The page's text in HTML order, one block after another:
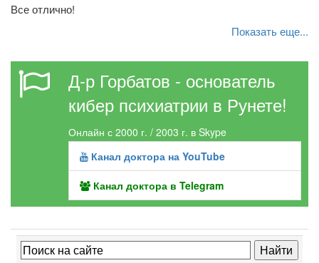
Все отлично!
Показать еще...
Д-р Горбатов - основатель
кибер психиатрии в Рунете!
Онлайн с 2000 г. / 2003 г. в Skype
Канал доктора на YouTube
Канал доктора в Telegram